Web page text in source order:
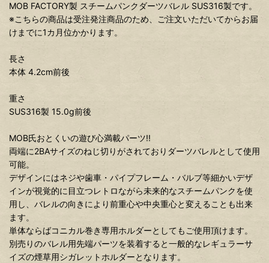
MOB FACTORY製 スチームパンクダーツバレル SUS316製です。
※こちらの商品は受注発注商品のため、ご注文いただいてからお届
けまでに1カ月位かかります。
長さ
本体 4.2cm前後
重さ
SUS316製 15.0g前後
MOB氏おとくいの遊び心満載パーツ!!
両端に2BAサイズのねじ切りがされておりダーツバレルとして使用
可能。
デザインにはネジや歯車・パイプフレーム・バルブ等細かいデザ
インが視覚的に目立つレトロながら未来的なスチームパンクを使
用し、バレルの向きにより前重心や中央重心と変えることも出来
ます。
単体ならばコニカル巻き専用ホルダーとしてもご使用頂けます。
別売りのバレル用先端パーツを装着すると一般的なレギュラーサ
イズの煙草用シガレットホルダーとなります。